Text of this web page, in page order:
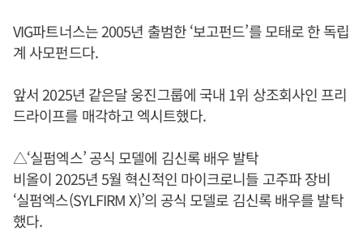
VIG파트너스는 2005년 출범한 ‘보고펀드’를 모태로 한 독립
계 사모펀드다.
앞서 2025년 같은달 웅진그룹에 국내 1위 상조회사인 프리
드라이프를 매각하고 엑시트했다.
△‘실펌엑스’ 공식 모델에 김신록 배우 발탁
비올이 2025년 5월 혁신적인 마이크로니들 고주파 장비
‘실펌엑스(SYLFIRM X)’의 공식 모델로 김신록 배우를 발탁
했다.